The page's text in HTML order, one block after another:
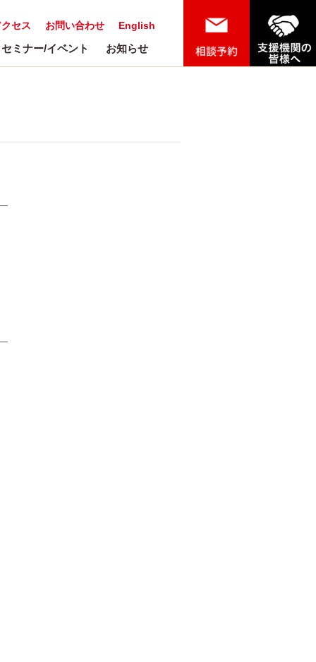
English
お問い合わせ
セス
セミナー/イベント お知らせ